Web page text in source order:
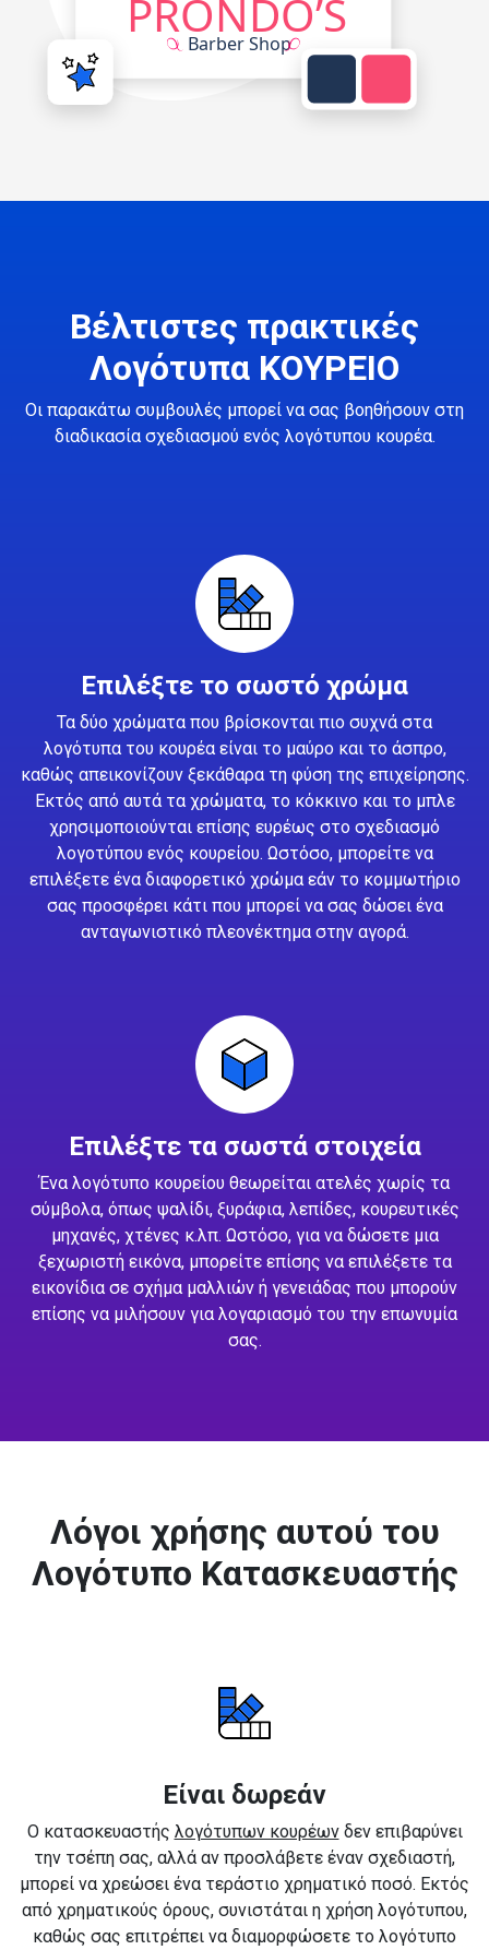
Βέλτιστες πρακτικές
Λογότυπα ΚΟΥΡΕΙΟ
Οι παρακάτω συμβουλές μπορεί να σας βοηθήσουν στη
διαδικασία σχεδιασμού ενός λογότυπου κουρέα.
Επιλέξτε το σωστό χρώμα
Τα δύο χρώματα που βρίσκονται πιο συχνά στα
λογότυπα του κουρέα είναι το μαύρο και το άσπρο,
καθώς απεικονίζουν ξεκάθαρα τη φύση της επιχείρησης.
Εκτός από αυτά τα χρώματα, το κόκκινο και το μπλε
χρησιμοποιούνται επίσης ευρέως στο σχεδιασμό
λογοτύπου ενός κουρείου. Ωστόσο, μπορείτε να
επιλέξετε ένα διαφορετικό χρώμα εάν το κομμωτήριο
σας προσφέρει κάτι που μπορεί να σας δώσει ένα
ανταγωνιστικό πλεονέκτημα στην αγορά.
Επιλέξτε τα σωστά στοιχεία
Ένα λογότυπο κουρείου θεωρείται ατελές χωρίς τα
σύμβολα, όπως ψαλίδι, ξυράφια, λεπίδες, κουρευτικές
μηχανές, χτένες κ.λπ. Ωστόσο, για να δώσετε μια
ξεχωριστή εικόνα, μπορείτε επίσης να επιλέξετε τα
εικονίδια σε σχήμα μαλλιών ή γενειάδας που μπορούν
επίσης να μιλήσουν για λογαριασμό του την επωνυμία
σας.
Λόγοι χρήσης αυτού του
Λογότυπο Κατασκευαστής
Είναι δωρεάν
Ο κατασκευαστής λογότυπων κουρέωνδεν επιβαρύνει
την τσέπη σας, αλλά αν προσλάβετε έναν σχεδιαστή,
μπορεί να χρεώσει ένα τεράστιο χρηματικό ποσό. Εκτός
από χρηματικούς όρους, συνιστάται η χρήση λογότυπου,
καθώς σας επιτρέπει να διαμορφώσετε το λογότυπο